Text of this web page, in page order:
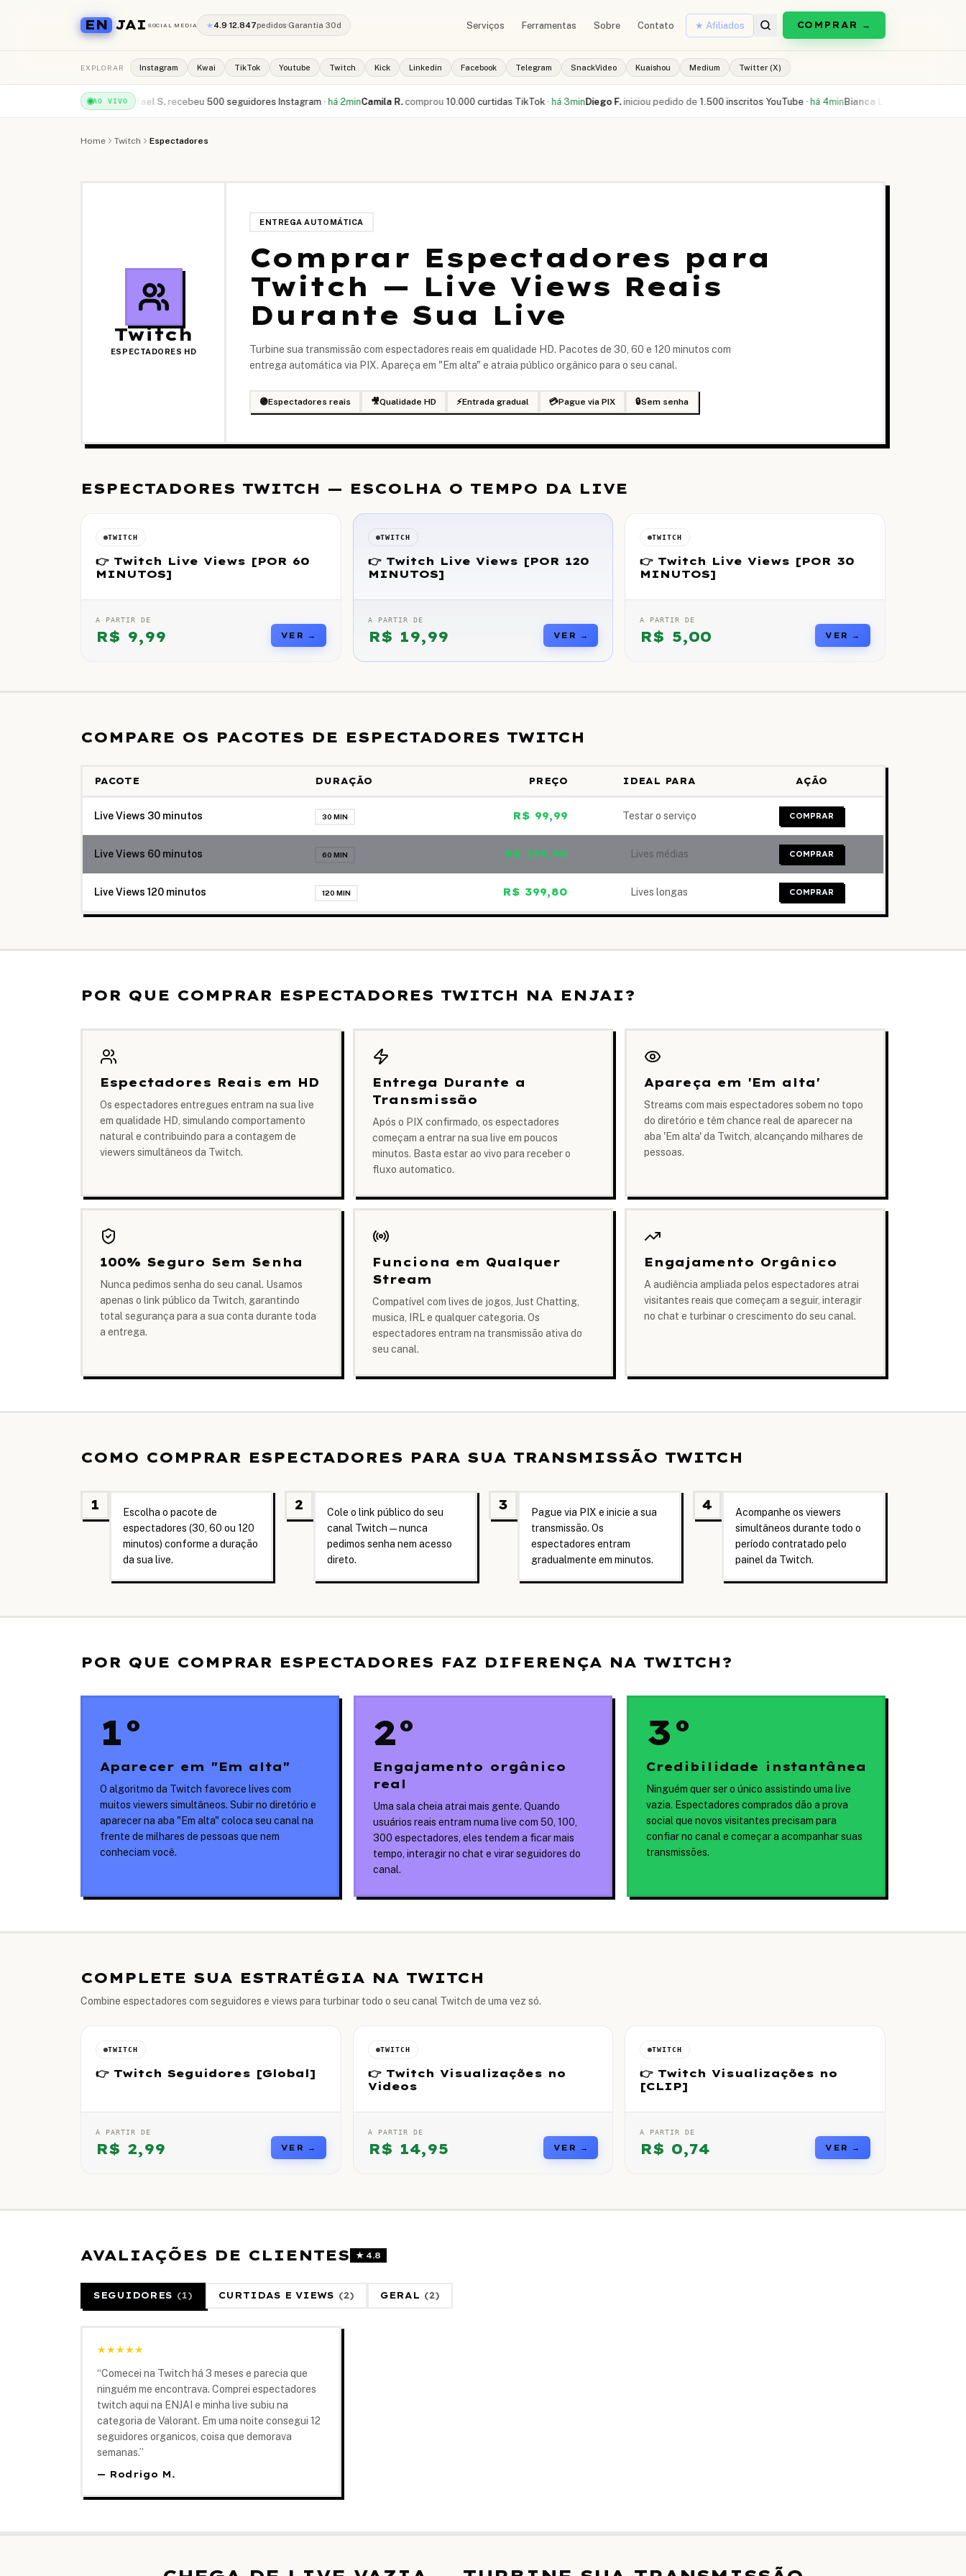
EN JAI SOCIAL MEDIA ★4.9·12.847pedidos·Garantia 30d Serviços Ferramentas Sobre Contato ★ Afiliados COMPRAR →
EXPLORAR Instagram Kwai TikTok Youtube Twitch Kick Linkedin Facebook Telegram SnackVideo Kuaishou Medium Twitter (X)
AO VIVO
há 1minRafael S. recebeu 500 seguidores Instagram ·há 2minCamila R. comprou 10.000 curtidas TikTok ·há 3minDiego F. iniciou pedido de 1.500 inscritos YouTube ·há 4minBianca L. comprou
Home Twitch Espectadores
Twitch
ESPECTADORES HD
ENTREGA AUTOMÁTICA
Comprar Espectadores para
Twitch — Live Views Reais
Durante Sua Live
Turbine sua transmissão com espectadores reais em qualidade HD. Pacotes de 30, 60 e 120 minutos com
entrega automática via PIX. Apareça em "Em alta" e atraia público orgânico para o seu canal.
🟣Espectadores reais 🎥Qualidade HD ⚡Entrada gradual 💳Pague via PIX 🔒Sem senha
ESPECTADORES TWITCH — ESCOLHA O TEMPO DA LIVE
TWITCH
👉 Twitch Live Views [POR 60
MINUTOS]
A PARTIR DE
R$ 9,99 VER →
TWITCH
👉 Twitch Live Views [POR 120
MINUTOS]
A PARTIR DE
R$ 19,99 VER →
TWITCH
👉 Twitch Live Views [POR 30
MINUTOS]
A PARTIR DE
R$ 5,00 VER →
COMPARE OS PACOTES DE ESPECTADORES TWITCH
PACOTE DURAÇÃO PREÇO IDEAL PARA AÇÃO
Live Views 30 minutos 30 MIN R$ 99,99 Testar o serviço COMPRAR
Live Views 60 minutos 60 MIN R$ 199,90 Lives médias COMPRAR
Live Views 120 minutos 120 MIN R$ 399,80 Lives longas COMPRAR
POR QUE COMPRAR ESPECTADORES TWITCH NA ENJAI?
Espectadores Reais em HD
Os espectadores entregues entram na sua live
em qualidade HD, simulando comportamento
natural e contribuindo para a contagem de
viewers simultâneos da Twitch.
Entrega Durante a
Transmissão
Após o PIX confirmado, os espectadores
começam a entrar na sua live em poucos
minutos. Basta estar ao vivo para receber o
fluxo automatico.
Apareça em 'Em alta'
Streams com mais espectadores sobem no topo
do diretório e têm chance real de aparecer na
aba 'Em alta' da Twitch, alcançando milhares de
pessoas.
100% Seguro Sem Senha
Nunca pedimos senha do seu canal. Usamos
apenas o link público da Twitch, garantindo
total segurança para a sua conta durante toda
a entrega.
Funciona em Qualquer
Stream
Compatível com lives de jogos, Just Chatting,
musica, IRL e qualquer categoria. Os
espectadores entram na transmissão ativa do
seu canal.
Engajamento Orgânico
A audiência ampliada pelos espectadores atrai
visitantes reais que começam a seguir, interagir
no chat e turbinar o crescimento do seu canal.
COMO COMPRAR ESPECTADORES PARA SUA TRANSMISSÃO TWITCH
1
Escolha o pacote de
espectadores (30, 60 ou 120
minutos) conforme a duração
da sua live.
2
Cole o link público do seu
canal Twitch — nunca
pedimos senha nem acesso
direto.
3
Pague via PIX e inicie a sua
transmissão. Os
espectadores entram
gradualmente em minutos.
4
Acompanhe os viewers
simultâneos durante todo o
período contratado pelo
painel da Twitch.
POR QUE COMPRAR ESPECTADORES FAZ DIFERENÇA NA TWITCH?
1º
Aparecer em "Em alta"
O algoritmo da Twitch favorece lives com
muitos viewers simultâneos. Subir no diretório e
aparecer na aba "Em alta" coloca seu canal na
frente de milhares de pessoas que nem
conheciam você.
2º
Engajamento orgânico
real
Uma sala cheia atrai mais gente. Quando
usuários reais entram numa live com 50, 100,
300 espectadores, eles tendem a ficar mais
tempo, interagir no chat e virar seguidores do
canal.
3º
Credibilidade instantânea
Ninguém quer ser o único assistindo uma live
vazia. Espectadores comprados dão a prova
social que novos visitantes precisam para
confiar no canal e começar a acompanhar suas
transmissões.
COMPLETE SUA ESTRATÉGIA NA TWITCH
Combine espectadores com seguidores e views para turbinar todo o seu canal Twitch de uma vez só.
TWITCH
👉 Twitch Seguidores [Global]
A PARTIR DE
R$ 2,99 VER →
TWITCH
👉 Twitch Visualizações no
Videos
A PARTIR DE
R$ 14,95 VER →
TWITCH
👉 Twitch Visualizações no
[CLIP]
A PARTIR DE
R$ 0,74 VER →
AVALIAÇÕES DE CLIENTES ★ 4.8
SEGUIDORES (1) CURTIDAS E VIEWS (2) GERAL (2)
★★★★★
“Comecei na Twitch há 3 meses e parecia que
ninguém me encontrava. Comprei espectadores
twitch aqui na ENJAI e minha live subiu na
categoria de Valorant. Em uma noite consegui 12
seguidores organicos, coisa que demorava
semanas.”
— Rodrigo M.